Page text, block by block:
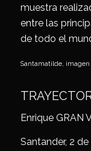
muestra
entre las
de todo el
Santamatilde, imagen
Enrique GRAN
Santander, 2